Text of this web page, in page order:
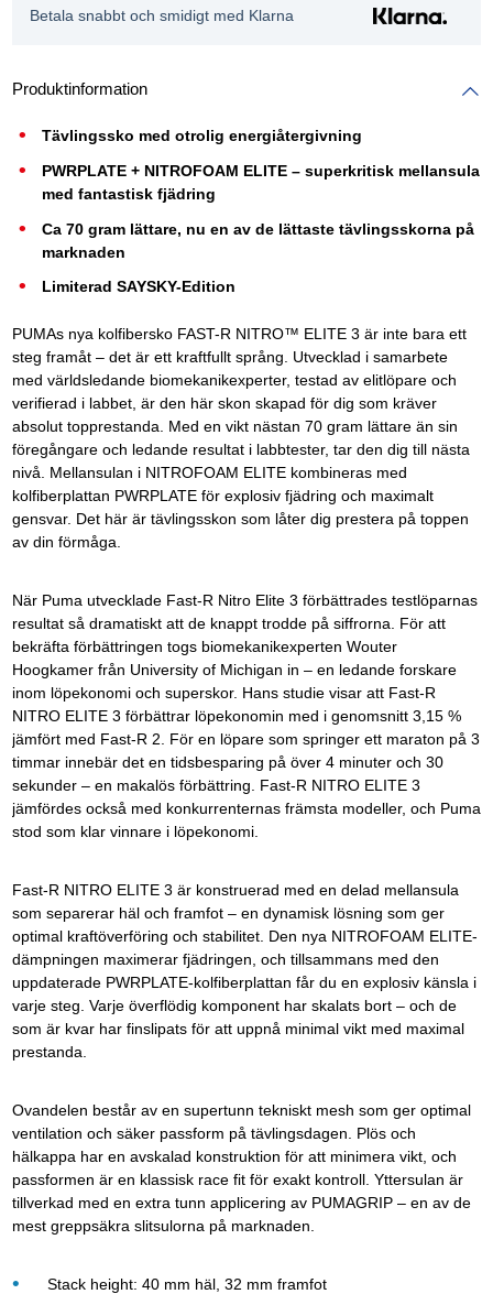
Betala snabbt och smidigt med Klarna
Produktinformation
Tävlingssko med otrolig energiåtergivning
PWRPLATE + NITROFOAM ELITE – superkritisk mellansula
med fantastisk fjädring
Ca 70 gram lättare, nu en av de lättaste tävlingsskorna på
marknaden
Limiterad SAYSKY-Edition
PUMAs nya kolfibersko FAST-R NITRO™ ELITE 3 är inte bara ett
steg framåt – det är ett kraftfullt språng. Utvecklad i samarbete
med världsledande biomekanikexperter, testad av elitlöpare och
verifierad i labbet, är den här skon skapad för dig som kräver
absolut topprestanda. Med en vikt nästan 70 gram lättare än sin
föregångare och ledande resultat i labbtester, tar den dig till nästa
nivå. Mellansulan i NITROFOAM ELITE kombineras med
kolfiberplattan PWRPLATE för explosiv fjädring och maximalt
gensvar. Det här är tävlingsskon som låter dig prestera på toppen
av din förmåga.
När Puma utvecklade Fast-R Nitro Elite 3 förbättrades testlöparnas
resultat så dramatiskt att de knappt trodde på siffrorna. För att
bekräfta förbättringen togs biomekanikexperten Wouter
Hoogkamer från University of Michigan in – en ledande forskare
inom löpekonomi och superskor. Hans studie visar att Fast-R
NITRO ELITE 3 förbättrar löpekonomin med i genomsnitt 3,15 %
jämfört med Fast-R 2. För en löpare som springer ett maraton på 3
timmar innebär det en tidsbesparing på över 4 minuter och 30
sekunder – en makalös förbättring. Fast-R NITRO ELITE 3
jämfördes också med konkurrenternas främsta modeller, och Puma
stod som klar vinnare i löpekonomi.
Fast-R NITRO ELITE 3 är konstruerad med en delad mellansula
som separerar häl och framfot – en dynamisk lösning som ger
optimal kraftöverföring och stabilitet. Den nya NITROFOAM ELITE-
dämpningen maximerar fjädringen, och tillsammans med den
uppdaterade PWRPLATE-kolfiberplattan får du en explosiv känsla i
varje steg. Varje överflödig komponent har skalats bort – och de
som är kvar har finslipats för att uppnå minimal vikt med maximal
prestanda.
Ovandelen består av en supertunn tekniskt mesh som ger optimal
ventilation och säker passform på tävlingsdagen. Plös och
hälkappa har en avskalad konstruktion för att minimera vikt, och
passformen är en klassisk race fit för exakt kontroll. Yttersulan är
tillverkad med en extra tunn applicering av PUMAGRIP – en av de
mest greppsäkra slitsulorna på marknaden.
Stack height: 40 mm häl, 32 mm framfot